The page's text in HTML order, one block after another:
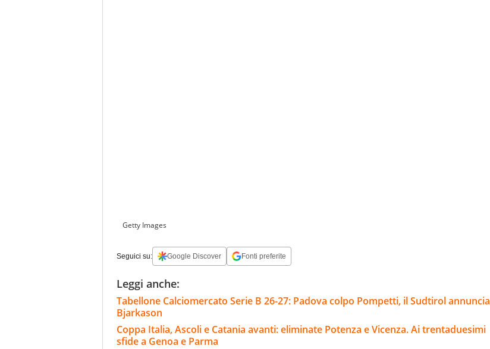
Getty Images
Seguici su: Google Discover Fonti preferite
Leggi anche:
Tabellone Calciomercato Serie B 26-27: Padova colpo Pompetti, il Sudtirol annuncia
Bjarkason
Coppa Italia, Ascoli e Catania avanti: eliminate Potenza e Vicenza. Ai trentaduesimi
sfide a Genoa e Parma